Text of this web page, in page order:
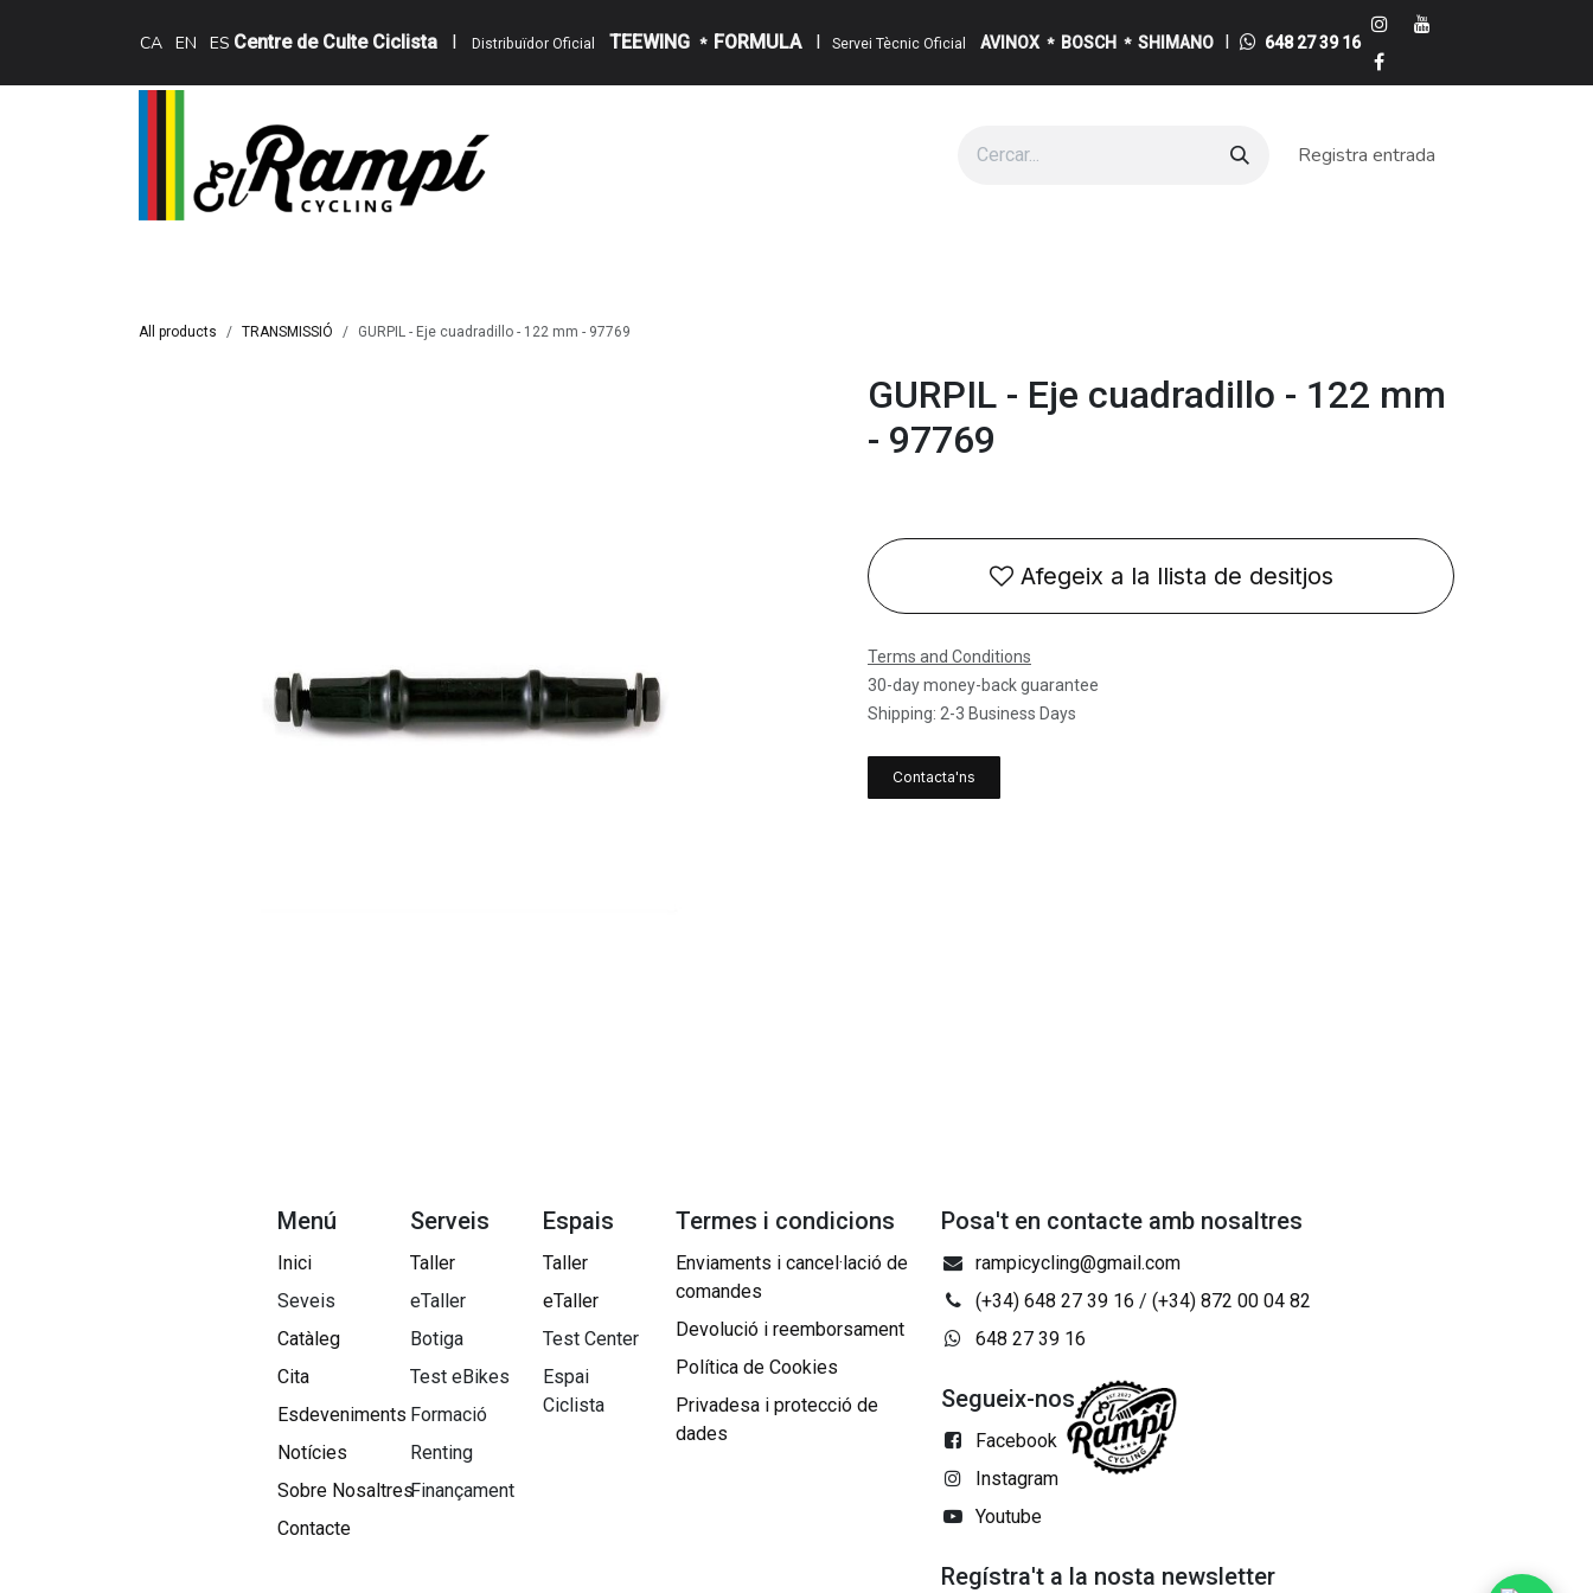
CA EN ES Centre de Culte Ciclista I Distribuïdor Oficial TEEWING * FORMULA I Servei Tècnic Oficial AVINOX * BOSCH * SHIMANO I 648 27 39 16
Registra entrada
All products TRANSMISSIÓ GURPIL - Eje cuadradillo - 122 mm - 97769
GURPIL - Eje cuadradillo - 122 mm
- 97769
Afegeix a la llista de desitjos
Terms and Conditions
30-day money-back guarantee
Shipping: 2-3 Business Days
Contacta'ns
Menú
Inici
Seveis
Catàleg
Cita
Esdeveniments
Notícies
Sobre Nosaltres​
Contacte
Serveis
Taller
eTaller
Botiga
Test eBikes
Formació
Renting
Finançament
Espais
Taller
eTaller
Test Center
Espai
Ciclista
Termes i condicions
Enviaments i cancel·lació de
comandes
Devolució i reemborsament
Política de Cookies
Privadesa i protecció de
dades
Posa't en contacte amb nosaltres
rampicycling@gmail.com
(+34) 648 27 39 16 / (+34) 872 00 04 82
648 27 39 16
Segueix-nos
Facebook
Instagram
Youtube
Regístra't a la nosta newsletter